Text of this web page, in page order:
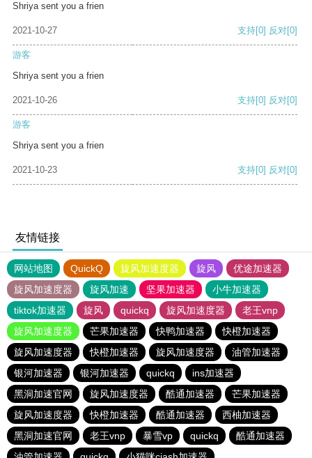
Shriya sent you a frien
2021-10-27 支持[0] 反对[0]
游客
Shriya sent you a frien
2021-10-26 支持[0] 反对[0]
游客
Shriya sent you a frien
2021-10-23 支持[0] 反对[0]
友情链接
网站地图 QuickQ 旋风加速度器 旋风
优途加速器
旋风加速度器
旋风加速 坚果加速器
小牛加速器
tiktok加速器
旋风 quickq 旋风加速度器
老王vnp
旋风加速度器
芒果加速器 快鸭加速器
快橙加速器
旋风加速度器
快橙加速器 旋风加速度器
油管加速器
银河加速器
银河加速器 quickq
ins加速器
黑洞加速官网
旋风加速度器 酷通加速器
芒果加速器
旋风加速度器
快橙加速器 酷通加速器
西柚加速器
黑洞加速官网
老王vnp 暴雪vp quickq
酷通加速器